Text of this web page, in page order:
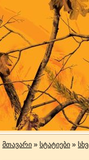
მთავარი » სტატიები »